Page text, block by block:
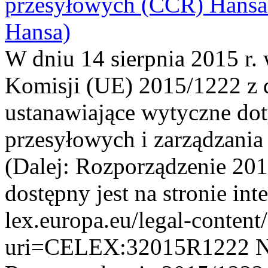
Hansa)
W dniu 14 sierpnia 2015 r.
Komisji (UE) 2015/1222 z
ustanawiające wytyczne
przesyłowych i
(Dalej: Rozporządzenie
dostępny jest na stronie
lex.europa.eu/legal-
uri=CELEX:32015R1222